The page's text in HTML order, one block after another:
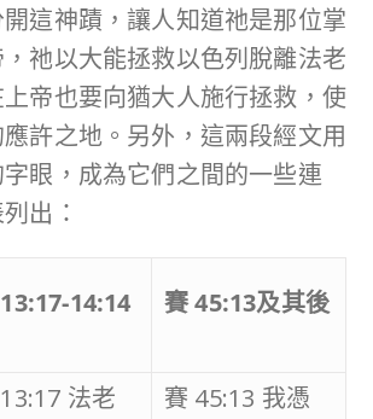
這神蹟，讓人知道祂是那位掌
祂以大能拯救以色列脫離法老
帝也要向猶大人施行拯救，使
許之地。另外，這兩段經文用
眼，成為它們之間的一些連
出：
13:17-14:14 賽45:13及其後
法老
賽 45:13 我憑